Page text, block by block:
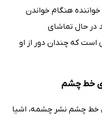
هنگام خواندن
حال تماشای
است که چندان دور از او
خط چشم
خط چشم نشر چشمه، اشیا